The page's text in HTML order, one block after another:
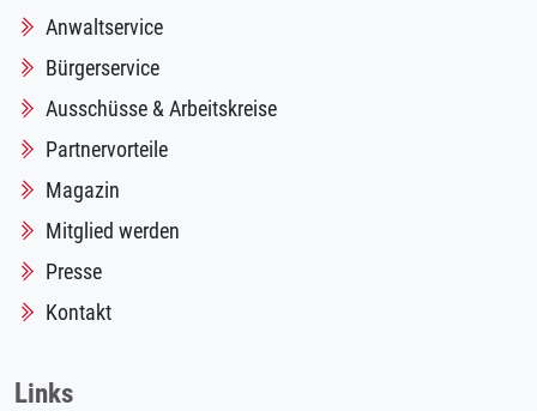
Anwaltservice
Bürgerservice
Ausschüsse & Arbeitskreise
Partnervorteile
Magazin
Mitglied werden
Presse
Kontakt
Links